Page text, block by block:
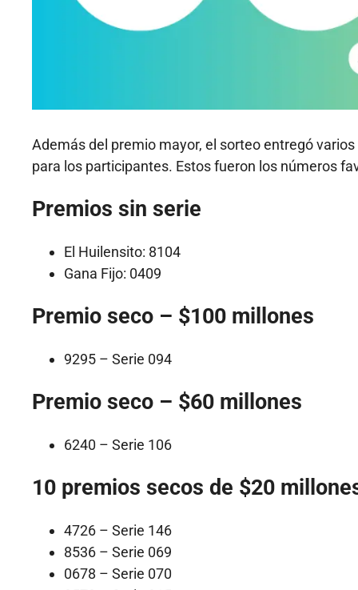
Además del premio mayor, el sorteo entregó
para los participantes. Estos fueron los números
Premios sin serie
El Huilensito: 8104
Gana Fijo: 0409
Premio seco – $100 millones
9295 – Serie 094
Premio seco – $60 millones
6240 – Serie 106
10 premios secos de $20
4726 – Serie 146
8536 – Serie 069
0678 – Serie 070